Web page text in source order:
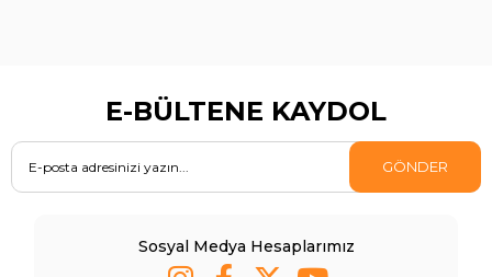
E-BÜLTENE KAYDOL
GÖNDER
Sosyal Medya Hesaplarımız